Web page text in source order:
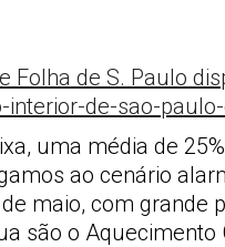
uma média de
ao cenário
maio, com grande
são o Aquecimento